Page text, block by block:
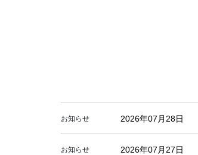
お知らせ 2026年07月28日
お知らせ 2026年07月27日